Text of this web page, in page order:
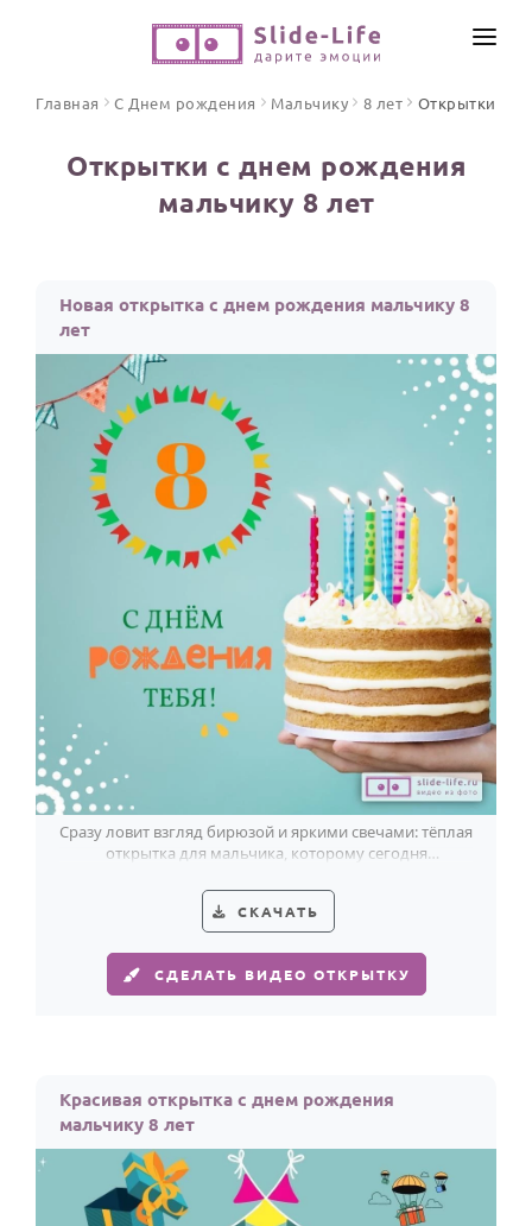
Открытки
Стихи и тексты
ПРАЗДНИКИ
С Днем рождения
Юбилей
Свадьба
Годовщина свадьбы
Календарь праздников
КОМУ
Мужчине
Маме
Папе
Детям
Все родственники
ПЕРСОНАЛЬНЫЕ
Пожелания
ИНСТРУМЕНТЫ
ОТЗЫВЫ
Главная С Днем рождения Мальчику 8 лет Открытки
Открытки с днем рождения
мальчику 8 лет
Новая открытка с днем рождения мальчику 8
лет
Сразу ловит взгляд бирюзой и яркими свечами: тёплая
открытка для мальчика, которому сегодня
СКАЧАТЬ
СДЕЛАТЬ ВИДЕО ОТКРЫТКУ
Красивая открытка с днем рождения
мальчику 8 лет